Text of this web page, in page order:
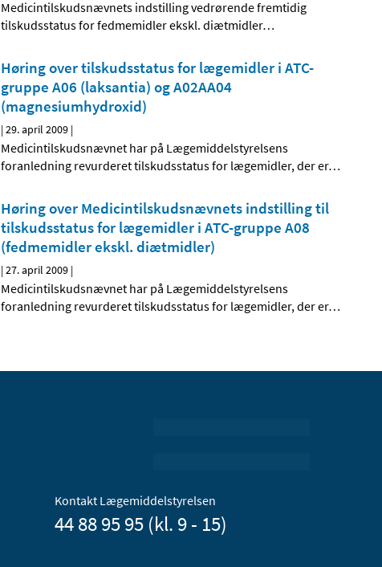
Medicintilskudsnævnets indstilling vedrørende fremtidig
tilskudsstatus for fedmemidler ekskl. diætmidler…
Høring over tilskudsstatus for lægemidler i ATC-
gruppe A06 (laksantia) og A02AA04
(magnesiumhydroxid)
|29. april 2009 |
Medicintilskudsnævnet har på Lægemiddelstyrelsens
foranledning revurderet tilskudsstatus for lægemidler, der er…
Høring over Medicintilskudsnævnets indstilling til
tilskudsstatus for lægemidler i ATC-gruppe A08
(fedmemidler ekskl. diætmidler)
|27. april 2009 |
Medicintilskudsnævnet har på Lægemiddelstyrelsens
foranledning revurderet tilskudsstatus for lægemidler, der er…
Kontakt Lægemiddelstyrelsen
44 88 95 95 (kl. 9 - 15)